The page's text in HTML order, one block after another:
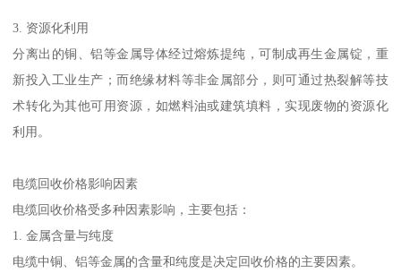
3. 资源化利用
分离出的铜、铝等金属导体经过熔炼提纯，可制成再生金属锭，重
新投入工业生产；而绝缘材料等非金属部分，则可通过热裂解等技
术转化为其他可用资源，如燃料油或建筑填料，实现废物的资源化
利用。
电缆回收价格影响因素
电缆回收价格受多种因素影响，主要包括：
1. 金属含量与纯度
电缆中铜、铝等金属的含量和纯度是决定回收价格的主要因素。